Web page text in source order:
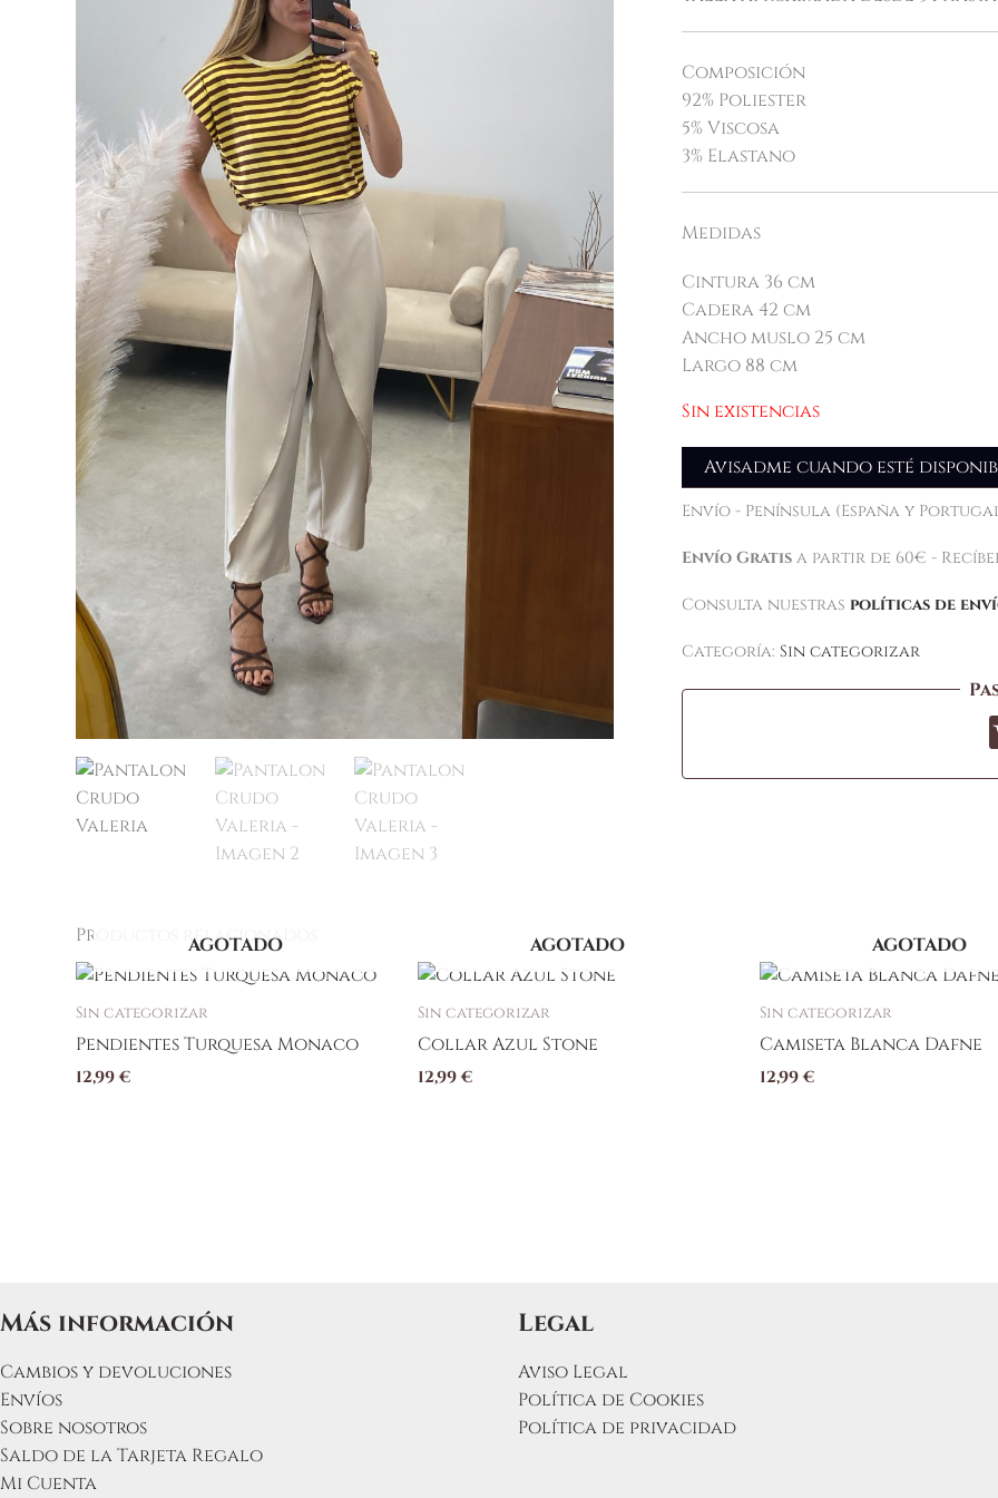
Composición
92% Poliester
5% Viscosa
3% Elastano
Medidas
Cintura 36 cm
Cadera 42 cm
Ancho muslo 25 cm
Largo 88 cm
Sin existencias
Avisadme cuando esté
Envío - Península (España y
Envío Gratisa partir de 60€ -
Consulta nuestras políticas de
Categoría: Sin categorizar
Productos relacionados
AGOTADO
Sin categorizar
Pendientes Turquesa Monaco
12,99€
AGOTADO
Sin categorizar
Collar Azul Stone
12,99€
AGOTADO
Sin categorizar
Camiseta Blanca Dafne
12,99€
Más información
Cambios y devoluciones
Envíos
Sobre nosotros
Saldo de la Tarjeta Regalo
Mi Cuenta
Legal
Aviso Legal
Política de Cookies
Política de privacidad